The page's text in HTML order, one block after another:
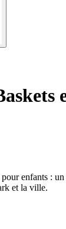
enfants :
et la ville.